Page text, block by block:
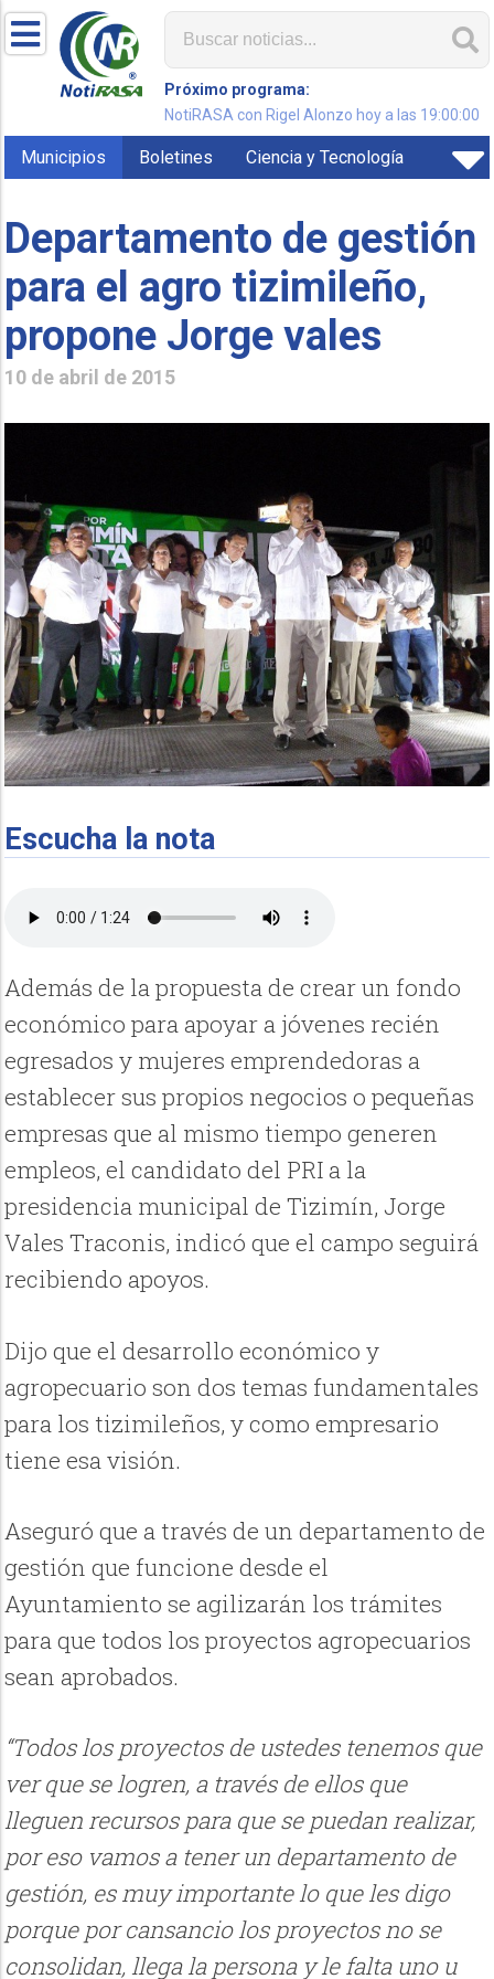
Próximo programa:
NotiRASA con Rigel Alonzo hoy a las 19:00:00
Municipios Boletines Ciencia y Tecnología
Departamento de gestión
para el agro tizimileño,
propone Jorge vales
10 de abril de 2015
Escucha la nota
Además de la propuesta de crear un fondo
económico para apoyar a jóvenes recién
egresados y mujeres emprendedoras a
establecer sus propios negocios o pequeñas
empresas que al mismo tiempo generen
empleos, el candidato del PRI a la
presidencia municipal de Tizimín, Jorge
Vales Traconis, indicó que el campo seguirá
recibiendo apoyos.
Dijo que el desarrollo económico y
agropecuario son dos temas fundamentales
para los tizimileños, y como empresario
tiene esa visión.
Aseguró que a través de un departamento de
gestión que funcione desde el
Ayuntamiento se agilizarán los trámites
para que todos los proyectos agropecuarios
sean aprobados.
“Todos los proyectos de ustedes tenemos que
ver que se logren, a través de ellos que
lleguen recursos para que se puedan realizar,
por eso vamos a tener un departamento de
gestión, es muy importante lo que les digo
porque por cansancio los proyectos no se
consolidan, llega la persona y le falta uno u